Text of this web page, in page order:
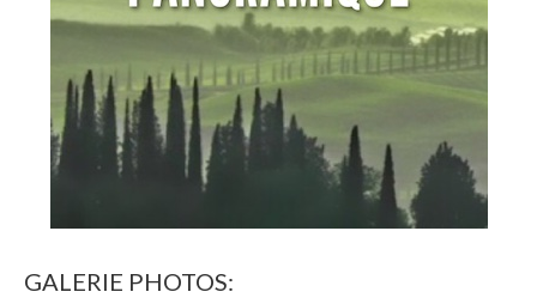
GALERIE PHOTOS: